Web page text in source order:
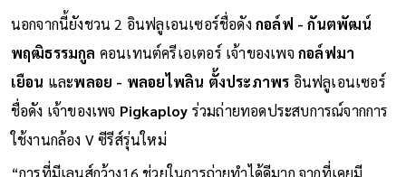
นอกจากนี้ยังชวน 2 อินฟลูเอนเซอร์ชื่อดังกอล์ฟ - กันตพัฒน์
พฤฒิธรรมกูล คอนเทนต์ครีเอเตอร์ เจ้าของเพจกอล์ฟมา
เยือน และพลอย - พลอยไพลิน ตั้งประภาพร อินฟลูเอนเซอร์
ชื่อดัง เจ้าของเพจ Pigkaploy ร่วมถ่ายทอดประสบการณ์จากการ
ใช้งานกล้อง V ซีรีส์รุ่นใหม่
“การที่มีเลนส์กว้าง16 ช่วยในการถ่ายทำได้ดีมาก จากที่เคยมี